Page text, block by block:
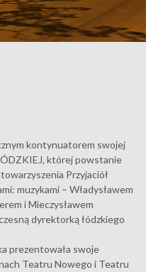
kontynuatorem swojej
której powstanie
Przyjaciół
muzykami – Władysławem
i Mieczysławem
dyrektorką łódzkiego
prezentowała swoje
Teatru Nowego i Teatru